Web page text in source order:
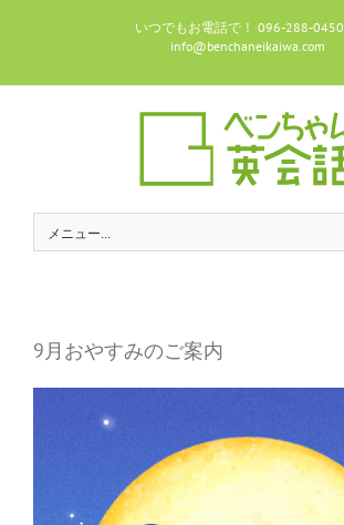
いつでもお電話で！ 096-288-0450
info@benchaneikaiwa.com
メニュー...
9月おやすみのご案内